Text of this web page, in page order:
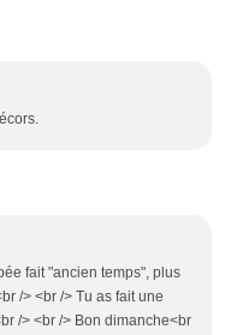
fait "ancien temps", plus
/> <br /> Tu as fait une
/> <br /> Bon dimanche<br